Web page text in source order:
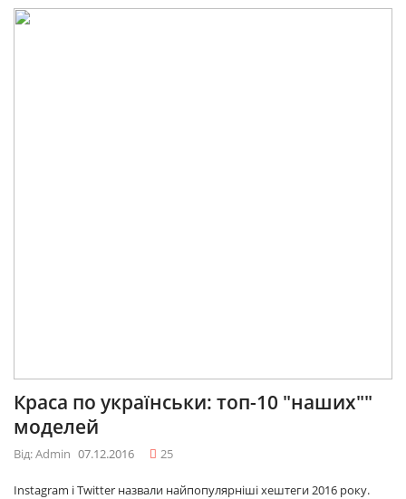
Краса по українськи: топ-10 "наших""
моделей
Від: Admin 07.12.2016 25
Instagram і Twitter назвали найпопулярніші хештеги 2016 року.